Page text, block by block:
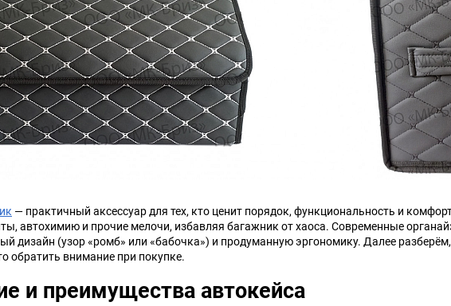
Chrysler Citroen DKW
Dadi Daewoo Daihatsu
DeLorean Delage Derways
Eagle Excalibur FAW
Geo Great Wall Hafei
Hawtai
Infiniti Iran Khodro
— практичный аксессуар для тех, кто ценит порядок, функциональность и
автохимию и прочие мелочи, избавляя багажник от хаоса. Современные
дизайн (узор «ромб» или «бабочка») и продуманную эргономику. Далее
обратить внимание при покупке.
и преимущества автокейса